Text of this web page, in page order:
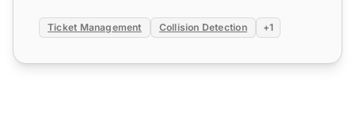
Ticket Management Collision Detection +1